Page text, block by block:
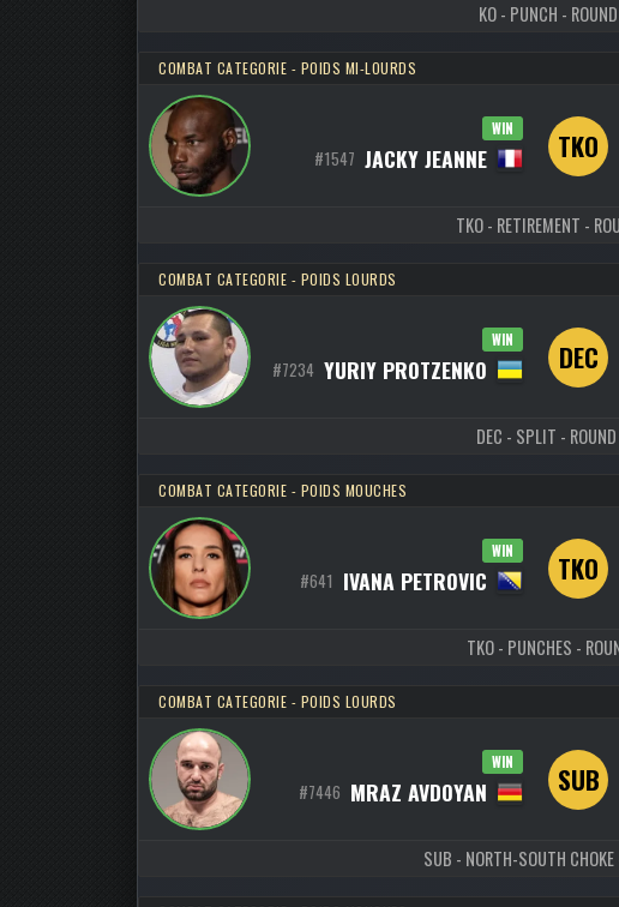
KO - PUNCH -
COMBAT CATEGORIE - POIDS MI-LOURDS
WIN
#1547 JACKY JEANNE TKO
TKO - RETIREMENT -
COMBAT CATEGORIE - POIDS LOURDS
WIN
#7234 YURIY PROTZENKO DEC
DEC - SPLIT -
COMBAT CATEGORIE - POIDS MOUCHES
WIN
#641 IVANA PETROVIC TKO
TKO - PUNCHES -
COMBAT CATEGORIE - POIDS LOURDS
WIN
#7446 MRAZ AVDOYAN SUB
SUB - NORTH-SOUTH